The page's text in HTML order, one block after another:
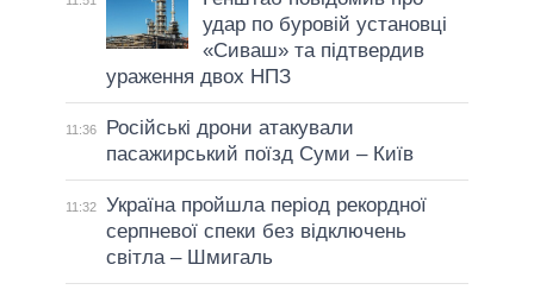
удар по буровій установці
«Сиваш» та підтвердив
ураження двох НПЗ
11:36
Російські дрони атакували
пасажирський поїзд Суми – Київ
11:32
Україна пройшла період рекордної
серпневої спеки без відключень
світла – Шмигаль